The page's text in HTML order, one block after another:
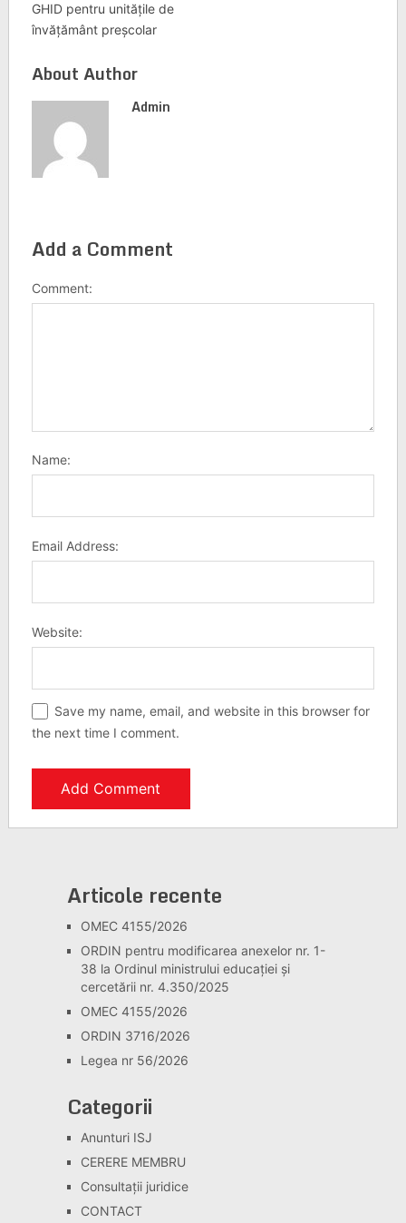
GHID pentru unitățile de
învățământ preșcolar
About Author
Admin
Add a Comment
Comment:
Name:
Email Address:
Website:
Save my name, email, and website in this browser for
the next time I comment.
Articole recente
OMEC 4155/2026
ORDIN pentru modificarea anexelor nr. 1-
38 la Ordinul ministrului educației și
cercetării nr. 4.350/2025
OMEC 4155/2026
ORDIN 3716/2026
Legea nr 56/2026
Categorii
Anunturi ISJ
CERERE MEMBRU
Consultaţii juridice
CONTACT